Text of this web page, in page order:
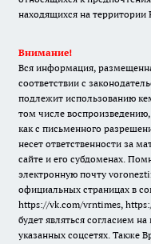
находящихся на территории
Внимание!
Вся информация,
соответствии с
подлежит использованию
том числе
как с письменного
несет ответственности за
сайте и его субдоменах.
электронную почту
официальных страницах в
https://vk.com/vrntimes,
будет являться согласием
указанных соцсетях. Также